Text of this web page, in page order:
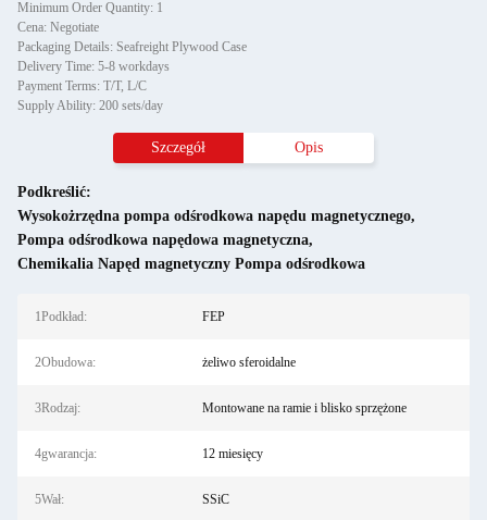
Minimum Order Quantity: 1
Cena: Negotiate
Packaging Details: Seafreight Plywood Case
Delivery Time: 5-8 workdays
Payment Terms: T/T, L/C
Supply Ability: 200 sets/day
Szczegół Opis
Podkreślić:
Wysokożrzędna pompa odśrodkowa napędu magnetycznego,
Pompa odśrodkowa napędowa magnetyczna,
Chemikalia Napęd magnetyczny Pompa odśrodkowa
1Podkład: FEP
2Obudowa: żeliwo sferoidalne
3Rodzaj: Montowane na ramie i blisko sprzężone
4gwarancja: 12 miesięcy
5Wał: SSiC